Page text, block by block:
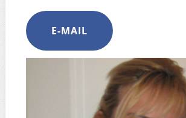
E-MAIL